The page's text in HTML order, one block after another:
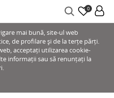
0
mai bună, site-ul web
de profilare și de la terțe părți.
acceptați utilizarea cookie-
informații sau să renunțați la